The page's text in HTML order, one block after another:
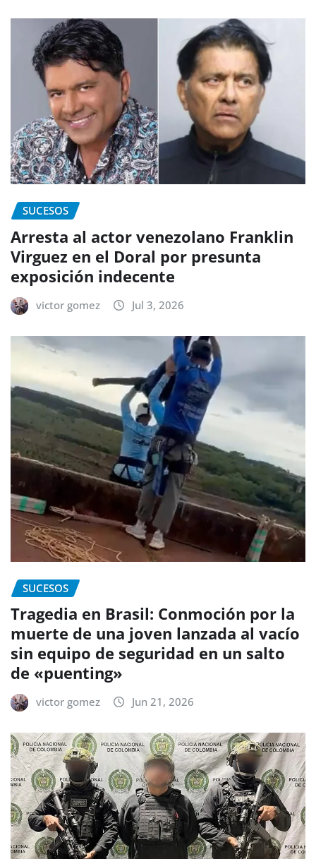
SUCESOS
Arresta al actor venezolano Franklin
Virguez en el Doral por presunta
exposición indecente
victor gomez Jul 3, 2026
SUCESOS
Tragedia en Brasil: Conmoción por la
muerte de una joven lanzada al vacío
sin equipo de seguridad en un salto
de «puenting»
victor gomez Jun 21, 2026